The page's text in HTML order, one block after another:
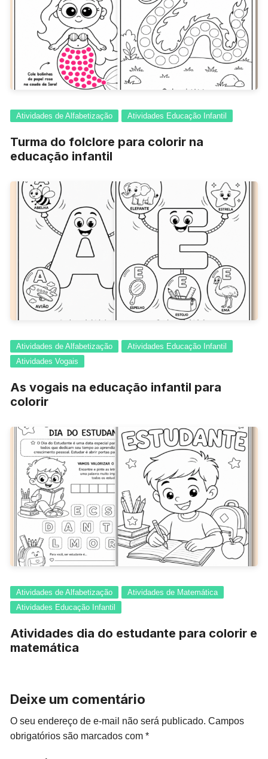
Atividades de Alfabetização Atividades Educação Infantil
Turma do folclore para colorir na
educação infantil
Atividades de Alfabetização
Atividades Educação Infantil
Atividades Vogais
As vogais na educação infantil para
colorir
Atividades de Alfabetização
Atividades de Matemática
Atividades Educação Infantil
Atividades dia do estudante para colorir e
matemática
Deixe um comentário
O seu endereço de e-mail não será publicado. Campos
obrigatórios são marcados com*